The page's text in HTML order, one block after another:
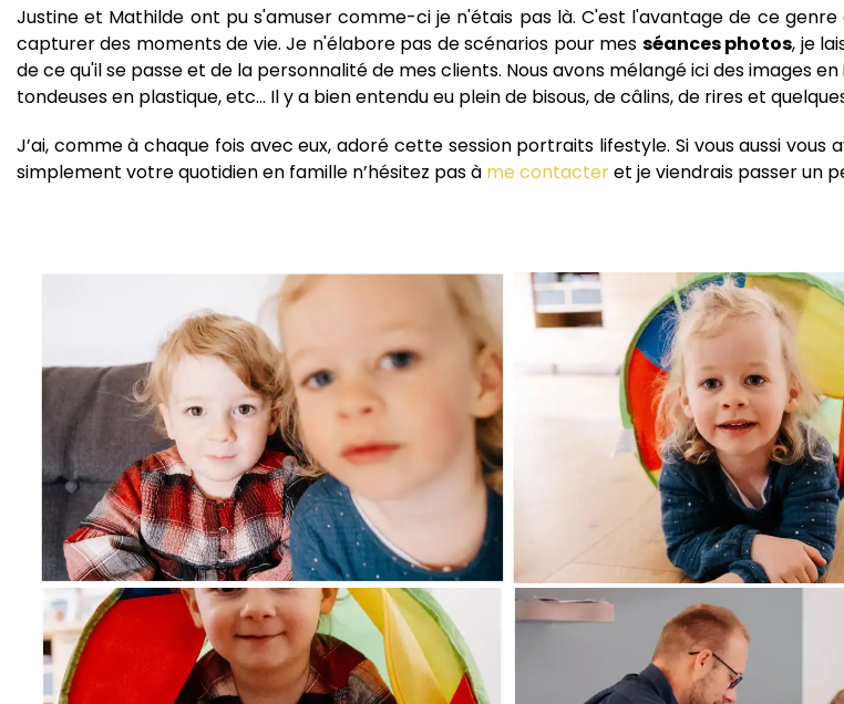
Justine et Mathilde ont pu s'amuser comme-ci je n'étais pas là. C'est l'avantage de ce
capturer des moments de vie. Je n'élabore pas de scénarios pour mes séances photos, je
de ce qu'il se passe et de la personnalité de mes clients. Nous avons mélangé ici des images
tondeuses en plastique, etc... Il y a bien entendu eu plein de bisous, de câlins, de rires et
J’ai, comme à chaque fois avec eux, adoré cette session portraits lifestyle. Si vous aussi vous
simplement votre quotidien en famille n’hésitez pas à me contacteret je viendrais passer un